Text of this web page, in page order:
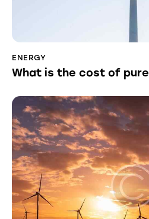
ENERGY
What is the cost of